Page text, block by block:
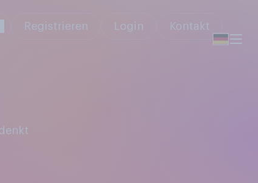
Registrieren Login Kontakt